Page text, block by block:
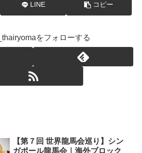
LINE コピー
をフォローする
【第７回 世界龍馬会巡り】シン
ガポール龍馬会｜海外ブロック